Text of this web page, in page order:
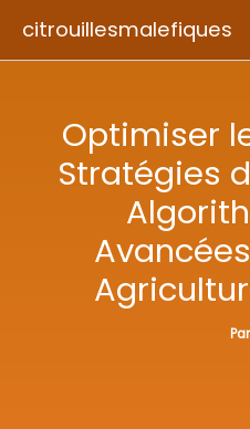
citrouillesmalefiques
Optimiser
Stratégies
Par